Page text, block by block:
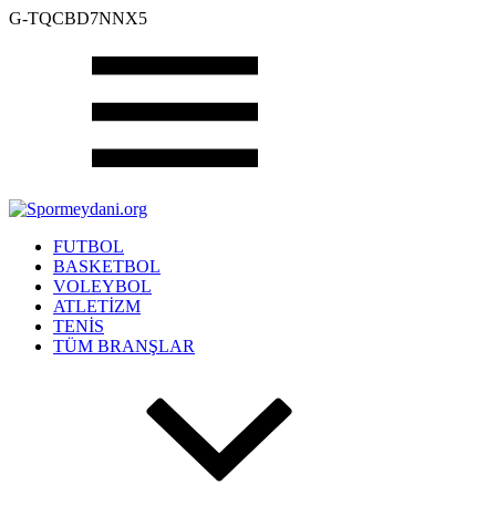
G-TQCBD7NNX5
FUTBOL
BASKETBOL
VOLEYBOL
ATLETİZM
TENİS
TÜM BRANŞLAR